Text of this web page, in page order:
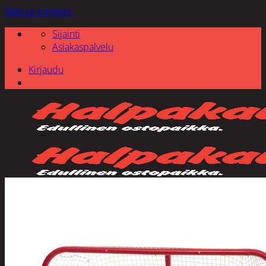
Skip to content
Sijainti
Asiakaspalvelu
Kirjaudu